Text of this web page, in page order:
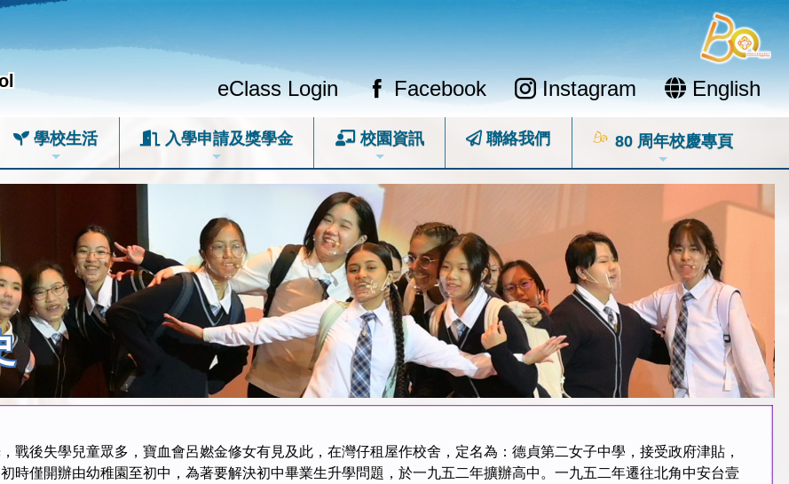
eClass Login Facebook Instagram English
學校生活 入學申請及獎學金 校園資訊 聯絡我們 80 周年校慶專頁
戰後失學兒童眾多，寶血會呂㜣金修女有見及此，在灣仔租屋作校舍，定名為：德貞第二女子中學，接受政府津貼，
時僅開辦由幼稚園至初中，為著要解決初中畢業生升學問題，於一九五二年擴辦高中。一九五二年遷往北角中安台壹